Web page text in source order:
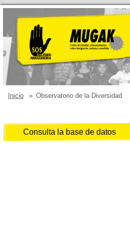
Inicio » Observatorio de la Diversidad
Consulta la base de datos